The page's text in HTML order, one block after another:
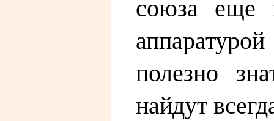
союза еще
полезно
найдут